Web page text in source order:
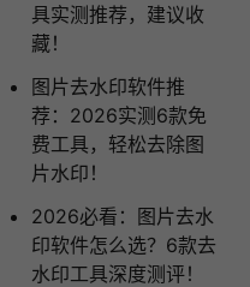
具实测推荐，建议收
藏！
图片去水印软件推
荐：2026实测6款免
费工具，轻松去除图
片水印！
2026必看：图片去水
印软件怎么选？6款去
水印工具深度测评！